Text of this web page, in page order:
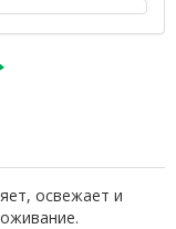
освежает и